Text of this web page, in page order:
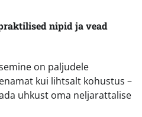
nipid ja vead
on paljudele
kui lihtsalt kohustus –
uhkust oma neljarattalise